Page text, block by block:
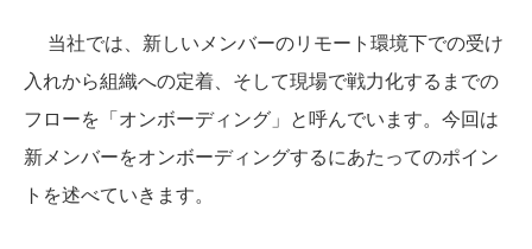
当社では、新しいメンバーのリモート環境下での受け
入れから組織への定着、そして現場で戦力化するまでの
フローを「オンボーディング」と呼んでいます。今回は
新メンバーをオンボーディングするにあたってのポイン
トを述べていきます。